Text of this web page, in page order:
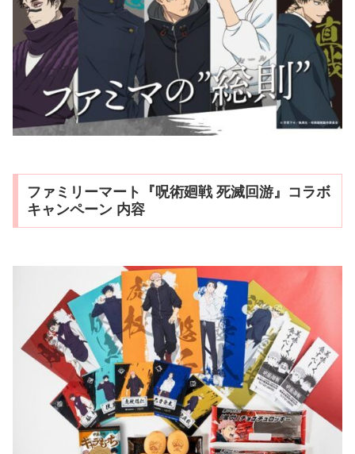
ファミリーマート『呪術廻戦 死滅回游』コラボ
キャンペーン 内容